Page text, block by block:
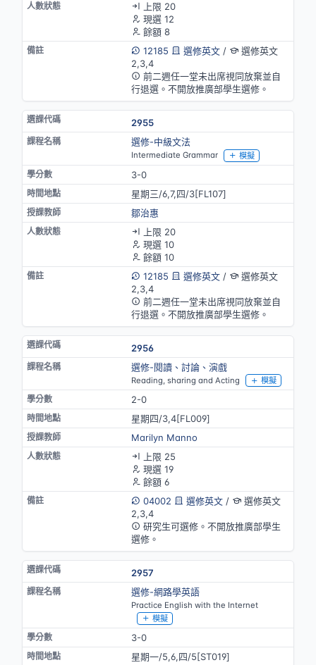
上限 20
現選 12
餘額 8
12185
選修英文/
選修英文
2,3,4
前二週任一堂未出席視同放棄並自
行退選。不開放推廣部學生選修。
2955
選修-中級文法
Intermediate Grammar 模擬
3-0
星期三/6,7,四/3[FL107]
鄒治惠
上限 20
現選 10
餘額 10
12185
選修英文/
選修英文
2,3,4
前二週任一堂未出席視同放棄並自
行退選。不開放推廣部學生選修。
2956
選修-閱讀、討論、演戲
Reading, sharing and Acting 模擬
2-0
星期四/3,4[FL009]
Marilyn Manno
上限 25
現選 19
餘額 6
04002
選修英文/
選修英文
2,3,4
研究生可選修。不開放推廣部學生
選修。
2957
選修-網路學英語
Practice English with the Internet
模擬
3-0
星期一/5,6,四/5[ST019]